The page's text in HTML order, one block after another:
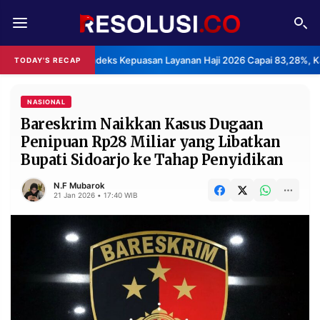
TODAY'S RECAPBPS: Indeks Kepuasan Layanan Haji 2026 Capai 83,28%,
REDAKSI TENTANG
RESOLUSI IKLAN
RUBRIKASI
EDITORIAL AKSARA
FINANSIA PERSONA
DAERAH NASIONAL
SPORT
NASIONAL
Bareskrim Naikkan Kasus Dugaan
Penipuan Rp28 Miliar yang Libatkan
Bupati Sidoarjo ke Tahap Penyidikan
N.F Mubarok
21 Jan 2026 • 17:40 WIB